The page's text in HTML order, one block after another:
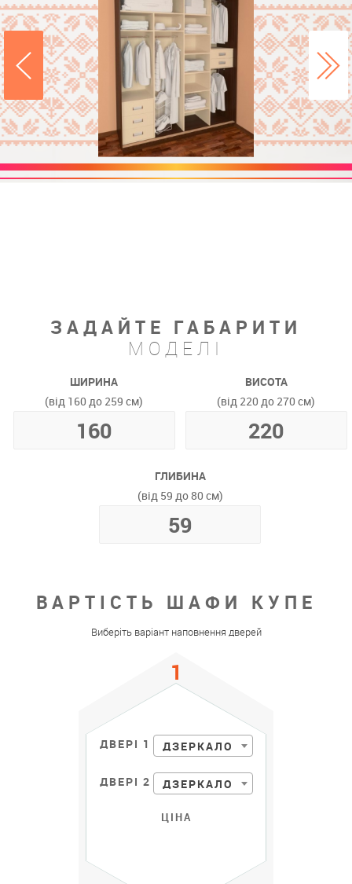
ЗАДАЙТЕ ГАБАРИТИ
МОДЕЛІ
ШИРИНА
(від 160 до 259 см)
ВИСОТА
(від 220 до 270 см)
ГЛИБИНА
(від 59 до 80 см)
ВАРТІСТЬ ШАФИ КУПЕ
Виберіть варіант наповнення дверей
ДВЕРІ 1 ДЗЕРКАЛО
ДВЕРІ 2 ДЗЕРКАЛО
ЦІНА